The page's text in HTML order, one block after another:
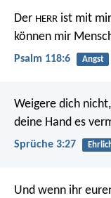
Der HERR ist mit
können mir
Psalm 118:6 Angst
Weigere dich
deine Hand es
Sprüche 3:27
Und wenn ihr